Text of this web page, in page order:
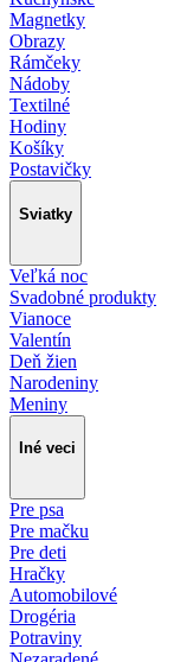
Magnetky
Obrazy
Rámčeky
Nádoby
Textilné
Hodiny
Košíky
Postavičky
Sviatky
Veľká noc
Svadobné produkty
Vianoce
Valentín
Deň žien
Narodeniny
Meniny
Iné veci
Pre psa
Pre mačku
Pre deti
Hračky
Automobilové
Drogéria
Potraviny